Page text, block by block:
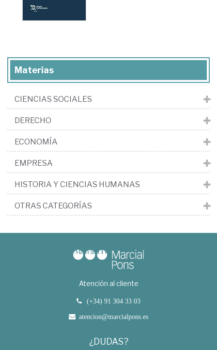
Materias
CIENCIAS SOCIALES
DERECHO
ECONOMÍA
EMPRESA
HISTORIA Y CIENCIAS HUMANAS
OTRAS CATEGORÍAS
Atención al cliente
(+34) 91 304 33 03
atencion@marcialpons.es
¿DUDAS?